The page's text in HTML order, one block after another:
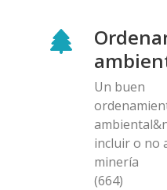
Un buen
incluir o no
minería
(664)